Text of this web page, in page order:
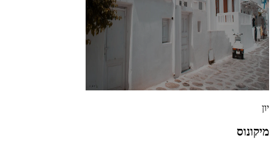
יון
מיקונוס